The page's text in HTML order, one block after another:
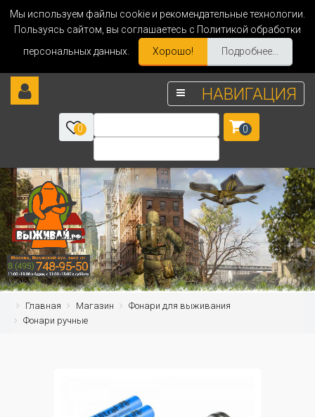
Мы используем файлы cookie и рекомендательные технологии.
Пользуясь сайтом, вы соглашаетесь с Политикой обработки
персональных данных.
Хорошо! Подробнее...
НАВИГАЦИЯ
0 0
Главная Магазин
Фонари для выживания
Фонари ручные